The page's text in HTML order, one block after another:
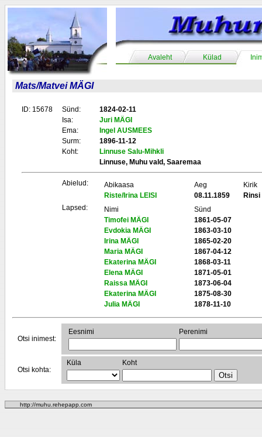
Avaleht Külad
Mats/Matvei MÄGI
ID: 15678 Sünd:
1824-02-11
Isa:
Juri MÄGI
Ema:
Ingel AUSMEES
Surm:
1896-11-12
Koht:
Linnuse Salu-Mihkli
Linnuse, Muhu vald, Saaremaa
Abielud: Abikaasa Aeg
Kirik
Riste/Irina LEISI
08.11.1859
Rinsi
Lapsed:
Nimi
Sünd
Timofei MÄGI
1861-05-07
Evdokia MÄGI
1863-03-10
Irina MÄGI
1865-02-20
Maria MÄGI
1867-04-12
Ekaterina MÄGI
1868-03-11
Elena MÄGI
1871-05-01
Raissa MÄGI
1873-06-04
Ekaterina MÄGI
1875-08-30
Julia MÄGI
1878-11-10
Otsi inimest:
Eesnimi Perenimi
Otsi kohta:
Küla Koht
http://muhu.rehepapp.com